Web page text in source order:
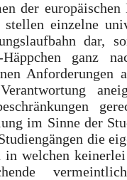
der europäischen
stellen einzelne
dar,
Häppchen ganz
im Sinne der
die
in welchen